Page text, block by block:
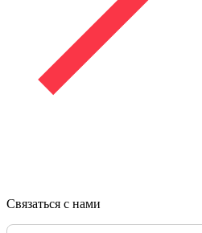
Связаться с нами